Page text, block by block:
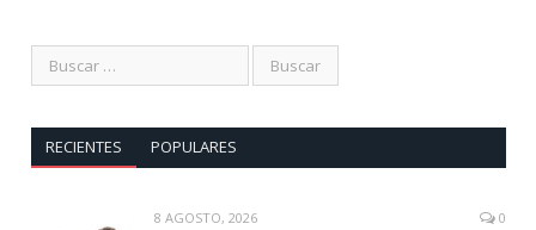
RECIENTES POPULARES
8 AGOSTO, 2026 0